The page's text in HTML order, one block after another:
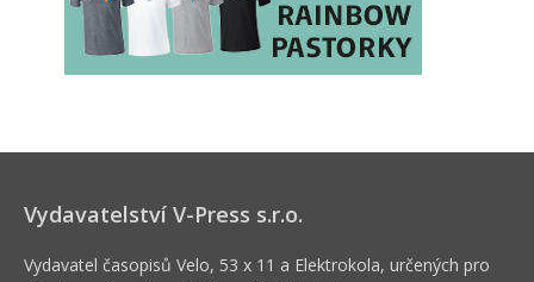
Vydavatelství V-Press s.r.o.
Vydavatel časopisů Velo, 53 x 11 a Elektrokola, určených pro